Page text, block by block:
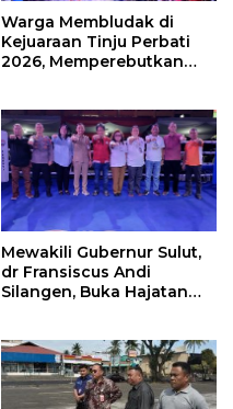
Warga Membludak di
Kejuaraan Tinju Perbati
2026, Memperebutkan
Mewakili Gubernur Sulut,
dr Fransiscus Andi
Silangen, Buka Hajatan
Wali Kota Manado